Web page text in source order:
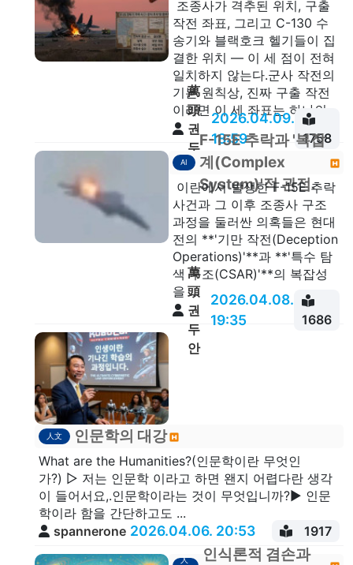
조종사가 격추된 위치, 구출
작전 좌표, 그리고 C-130 수
송기와 블랙호크 헬기들이 집
결한 위치 — 이 세 점이 전혀
일치하지 않는다.군사 작전의
기본 원칙상, 진짜 구출 작전
이라면 이 세 좌표는 하나의...
萬
頭
권
두
안
2026.04.09.
18:59
1758
AI
F-15E 추락과 '복잡
계(Complex
System)'적 관점.
이란에서 발생한 F-15E 추락
사건과 그 이후 조종사 구조
과정을 둘러싼 의혹들은 현대
전의 **'기만 작전(Deception
Operations)'**과 **'특수 탐
색 구조(CSAR)'**의 복잡성
을 ...
萬
頭
권
두
안
2026.04.08.
19:35
1686
人文 인문학의 대강
What are the Humanities?(인문학이란 무엇인
가?) ▷ 저는 인문학 이라고 하면 왠지 어렵다란 생각
이 들어서요,.인문학이라는 것이 무엇입니까?▶ 인문
학이라 함을 간단하고도 ...
spannerone 2026.04.06. 20:53 1917
人
인식론적 겸손과